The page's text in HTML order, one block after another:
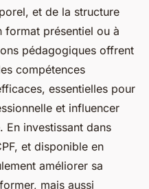
et de la structure
format présentiel ou à
pédagogiques offrent
compétences
essentielles pour
et influencer
En investissant dans
et disponible en
améliorer sa
mais aussi